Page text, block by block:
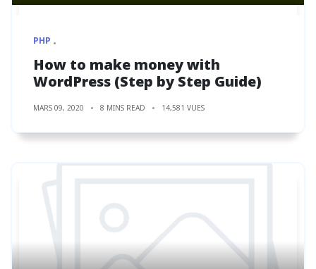
PHP
How to make money with
WordPress (Step by Step Guide)
MARS 09, 2020 8 MINS READ 14,581 VUES